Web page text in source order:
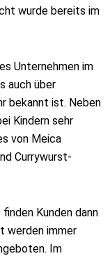
wurde bereits im
Unternehmen im
auch über
bekannt ist. Neben
Kindern sehr
von Meica
Currywurst-
Kunden dann
werden immer
Im